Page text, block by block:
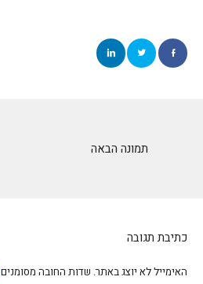
תמונה הבאה
כתיבת תגובה
האימייל לא יוצג באתר. שדות החובה מסומנים